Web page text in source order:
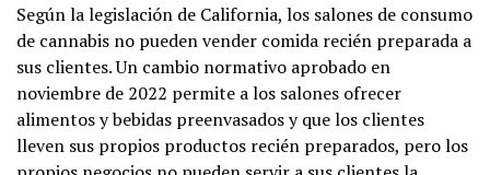
Según la legislación de California, los salones de consumo
de cannabis no pueden vender comida recién preparada a
sus clientes. Un cambio normativo aprobado en
noviembre de 2022 permite a los salones ofrecer
alimentos y bebidas preenvasados y que los clientes
lleven sus propios productos recién preparados, pero los